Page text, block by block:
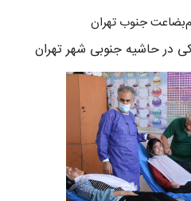
جنوب تهران
در حاشیه جنوبی شهر تهران